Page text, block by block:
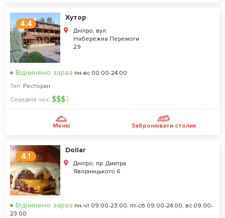
4.4
Хутор
Дніпро, вул.
Набережна Перемоги
29
Відчинено зараз пн-вс 00:00-24:00
Тип: Ресторан
Середній чек: $$$$
Меню Забронювати столик
4.1
Dollar
Дніпро, пр. Дмитра
Яворницького 6
Відчинено зараз пн-чт 09:00-23:00, пт-сб 09:00-24:00, вс 09:00-
23:00